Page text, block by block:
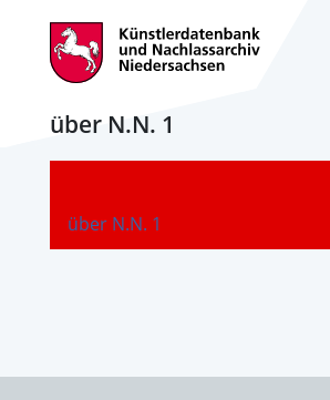
über N.N. 1
über N.N. 1